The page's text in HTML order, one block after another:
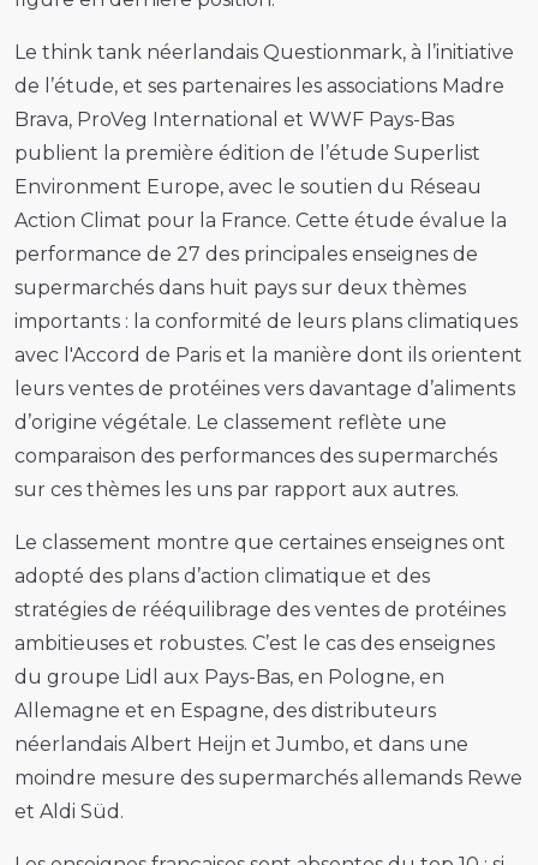
Le think tank néerlandais Questionmark, à l’initiative
de l’étude, et ses partenaires les associations Madre
Brava, ProVeg International et WWF Pays-Bas
publient la première édition de l’étude Superlist
Environment Europe, avec le soutien du Réseau
Action Climat pour la France. Cette étude évalue la
performance de 27 des principales enseignes de
supermarchés dans huit pays sur deux thèmes
importants : la conformité de leurs plans climatiques
avec l'Accord de Paris et la manière dont ils orientent
leurs ventes de protéines vers davantage d’aliments
d’origine végétale. Le classement reflète une
comparaison des performances des supermarchés
sur ces thèmes les uns par rapport aux autres.
Le classement montre que certaines enseignes ont
adopté des plans d’action climatique et des
stratégies de rééquilibrage des ventes de protéines
ambitieuses et robustes. C’est le cas des enseignes
du groupe Lidl aux Pays-Bas, en Pologne, en
Allemagne et en Espagne, des distributeurs
néerlandais Albert Heijn et Jumbo, et dans une
moindre mesure des supermarchés allemands Rewe
et Aldi Süd.